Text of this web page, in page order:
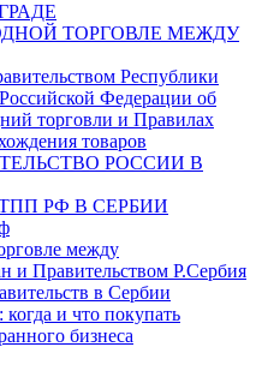
ТОРГОВЛЕ МЕЖДУ
Республики
Федерации об
торговли и Правилах
товаров
РОССИИ В
РФ В СЕРБИИ
между
и Правительством Р.Сербия
в Сербии
и что покупать
бизнеса